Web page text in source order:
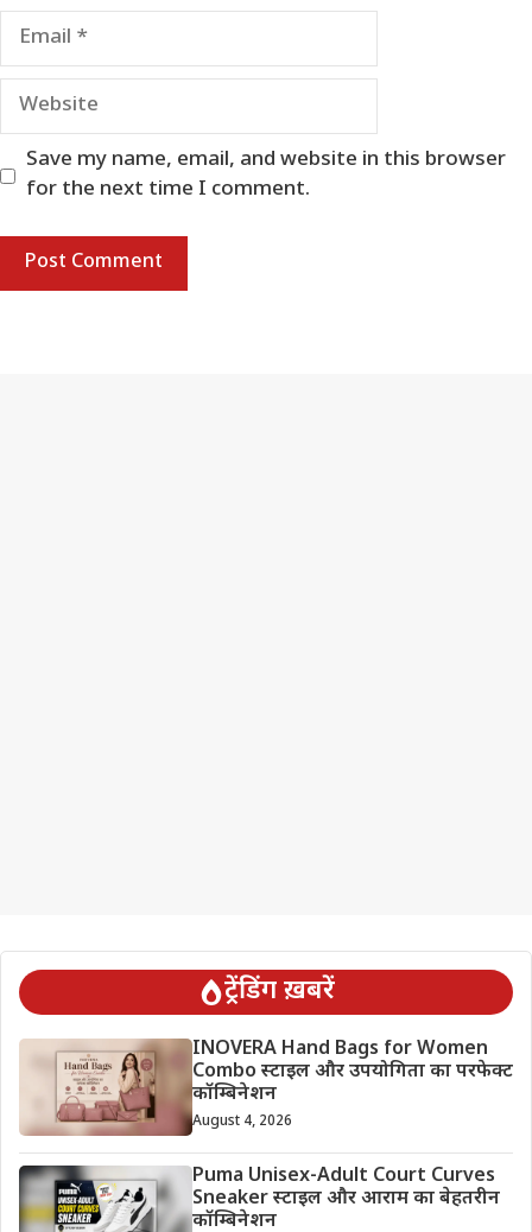
Email
Website
Save my name, email, and website in this browser
for the next time I comment.
ट्रेंडिंग ख़बरें
INOVERA Hand Bags for Women
Combo स्टाइल और उपयोगिता का परफेक्ट
कॉम्बिनेशन
August 4, 2026
Puma Unisex-Adult Court Curves
Sneaker स्टाइल और आराम का बेहतरीन
कॉम्बिनेशन